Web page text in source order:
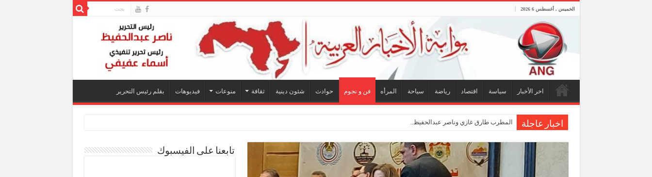
الخميس , أغسطس 6 2026
اخر الأخبار سياسة اقتصاد رياضة سياحة المرأه فن و نجوم حوادث شئون دينية ثقافة منوعات فيديوهات بقلم رئيس التحرير
اخبار عاجلة المطرب طارق غازي وناصر عبدالحفيظ.. شراكة فنية ترسم ملامح مستق
تابعنا على الفيسبوك